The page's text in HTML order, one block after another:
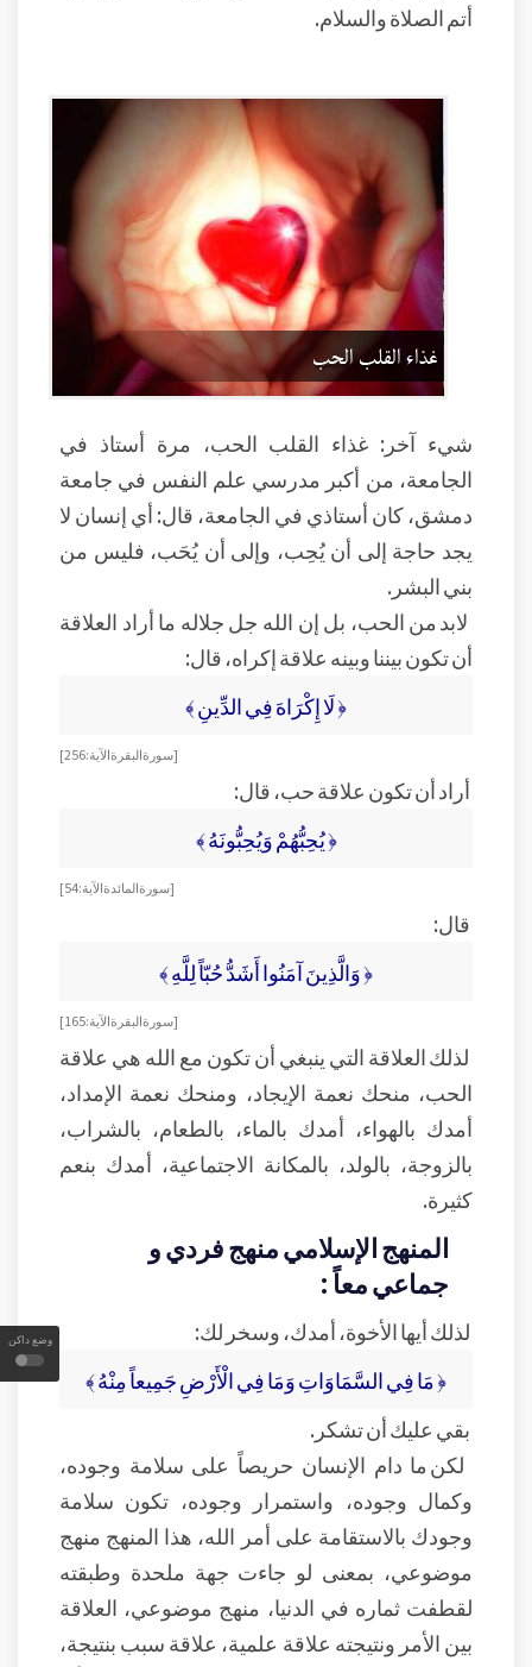
وضع داكن
أتم الصلاة والسلام.
شيء آخر: غذاء القلب الحب، مرة أستاذ في
الجامعة، من أكبر مدرسي علم النفس في جامعة
دمشق، كان أستاذي في الجامعة، قال: أي إنسان لا
يجد حاجة إلى أن يُحِب، وإلى أن يُحَب، فليس من
بني البشر.
لابد من الحب، بل إن الله جل جلاله ما أراد العلاقة
أن تكون بيننا وبينه علاقة إكراه، قال:
﴿ لَا إِكْرَاهَ فِي الدِّينِ ﴾
[ سورة البقرة الآية: 256]
أراد أن تكون علاقة حب، قال:
﴿ يُحِبُّهُمْ وَيُحِبُّونَهُ ﴾
[سورة المائدة الآية:54]
قال:
﴿ وَالَّذِينَ آمَنُوا أَشَدُّ حُبّاً لِلَّهِ ﴾
[ سورة البقرة الآية: 165]
لذلك العلاقة التي ينبغي أن تكون مع الله هي علاقة
الحب، منحك نعمة الإيجاد، ومنحك نعمة الإمداد،
أمدك بالهواء، أمدك بالماء، بالطعام، بالشراب،
بالزوجة، بالولد، بالمكانة الاجتماعية، أمدك بنعم
كثيرة.
المنهج الإسلامي منهج فردي و
جماعي معاً :
لذلك أيها الأخوة، أمدك، وسخر لك:
﴿ مَا فِي السَّمَاوَاتِ وَمَا فِي الْأَرْضِ جَمِيعاً مِنْهُ ﴾
بقي عليك أن تشكر.
لكن ما دام الإنسان حريصاً على سلامة وجوده،
وكمال وجوده، واستمرار وجوده، تكون سلامة
وجودك بالاستقامة على أمر الله، هذا المنهج منهج
موضوعي، بمعنى لو جاءت جهة ملحدة وطبقته
لقطفت ثماره في الدنيا، منهج موضوعي، العلاقة
بين الأمر ونتيجته علاقة علمية، علاقة سبب بنتيجة،